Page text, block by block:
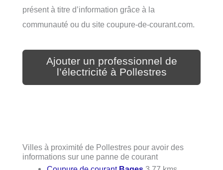
présent à titre d’information grâce à la
communauté ou du site coupure-de-courant.com.
Ajouter un professionnel de
l’électricité à Pollestres
Villes à proximité de Pollestres pour avoir des
informations sur une panne de courant